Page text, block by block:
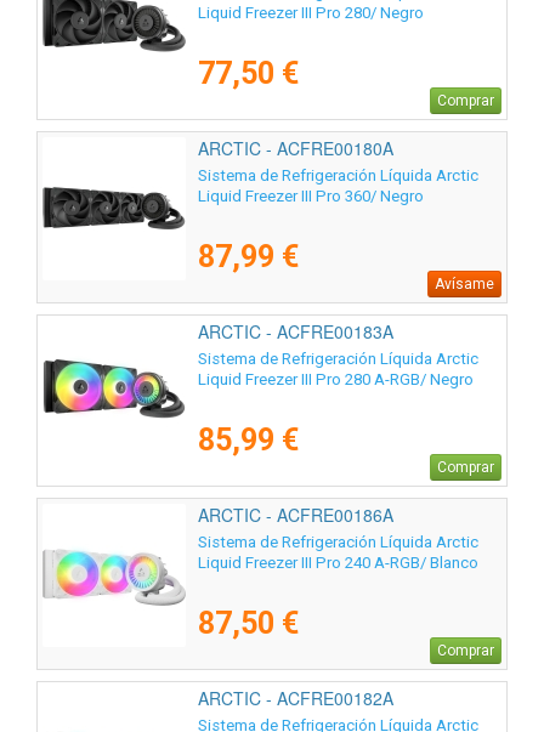
Liquid Freezer III Pro 280/ Negro
77,50 €
Comprar
ARCTIC - ACFRE00180A
Sistema de Refrigeración Líquida Arctic
Liquid Freezer III Pro 360/ Negro
87,99 €
Avísame
ARCTIC - ACFRE00183A
Sistema de Refrigeración Líquida Arctic
Liquid Freezer III Pro 280 A-RGB/ Negro
85,99 €
Comprar
ARCTIC - ACFRE00186A
Sistema de Refrigeración Líquida Arctic
Liquid Freezer III Pro 240 A-RGB/ Blanco
87,50 €
Comprar
ARCTIC - ACFRE00182A
Sistema de Refrigeración Líquida Arctic